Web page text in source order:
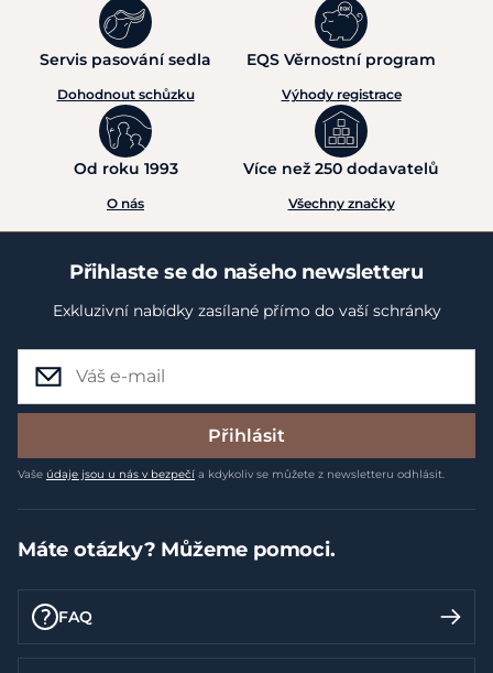
Servis pasování sedla
Dohodnout schůzku
EQS Věrnostní program
Výhody registrace
Od roku 1993
O nás
Více než 250 dodavatelů
Všechny značky
Přihlaste se do našeho newsletteru
Exkluzivní nabídky zasílané přímo do vaší schránky
Přihlásit
Vaše údaje jsou u nás v bezpečí a kdykoliv se můžete z newsletteru odhlásit.
Máte otázky? Můžeme pomoci.
FAQ